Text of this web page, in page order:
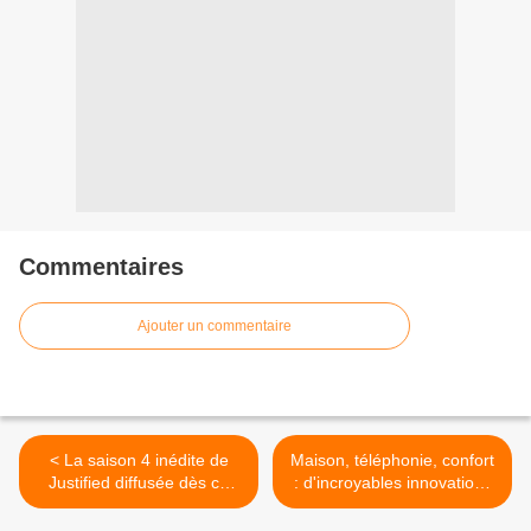
Commentaires
Ajouter un commentaire
< La saison 4 inédite de
Justified diffusée dès ce
soir sur OCS Choc
Maison, téléphonie, confort
: d'incroyables innovations
pour nous simplifier la vie